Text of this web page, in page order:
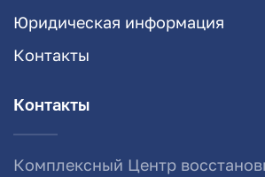
Юридическая информация
Контакты
Контакты
Комплексный Центр